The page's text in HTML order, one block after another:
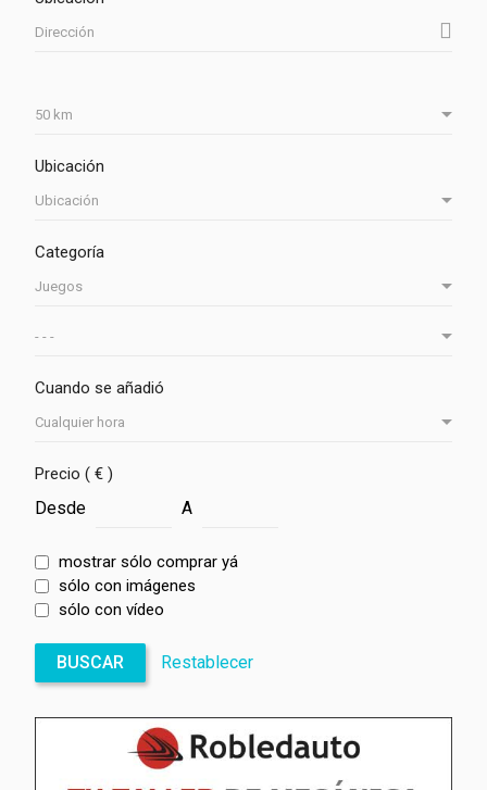
Ubicación
Categoría
Cuando se añadió
Precio ( € )
Desde A
mostrar sólo comprar yá
sólo con imágenes
sólo con vídeo
BUSCAR Restablecer